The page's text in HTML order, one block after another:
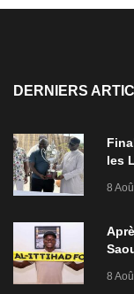
DERNIERS
les
8
8